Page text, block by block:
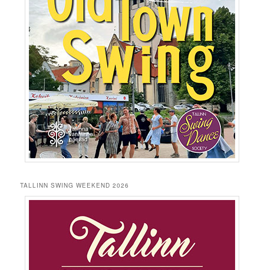
TALLINN SWING WEEKEND 2026